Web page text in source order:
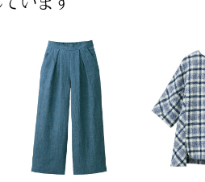
術館公認フェ
サングラス／
傘／日傘